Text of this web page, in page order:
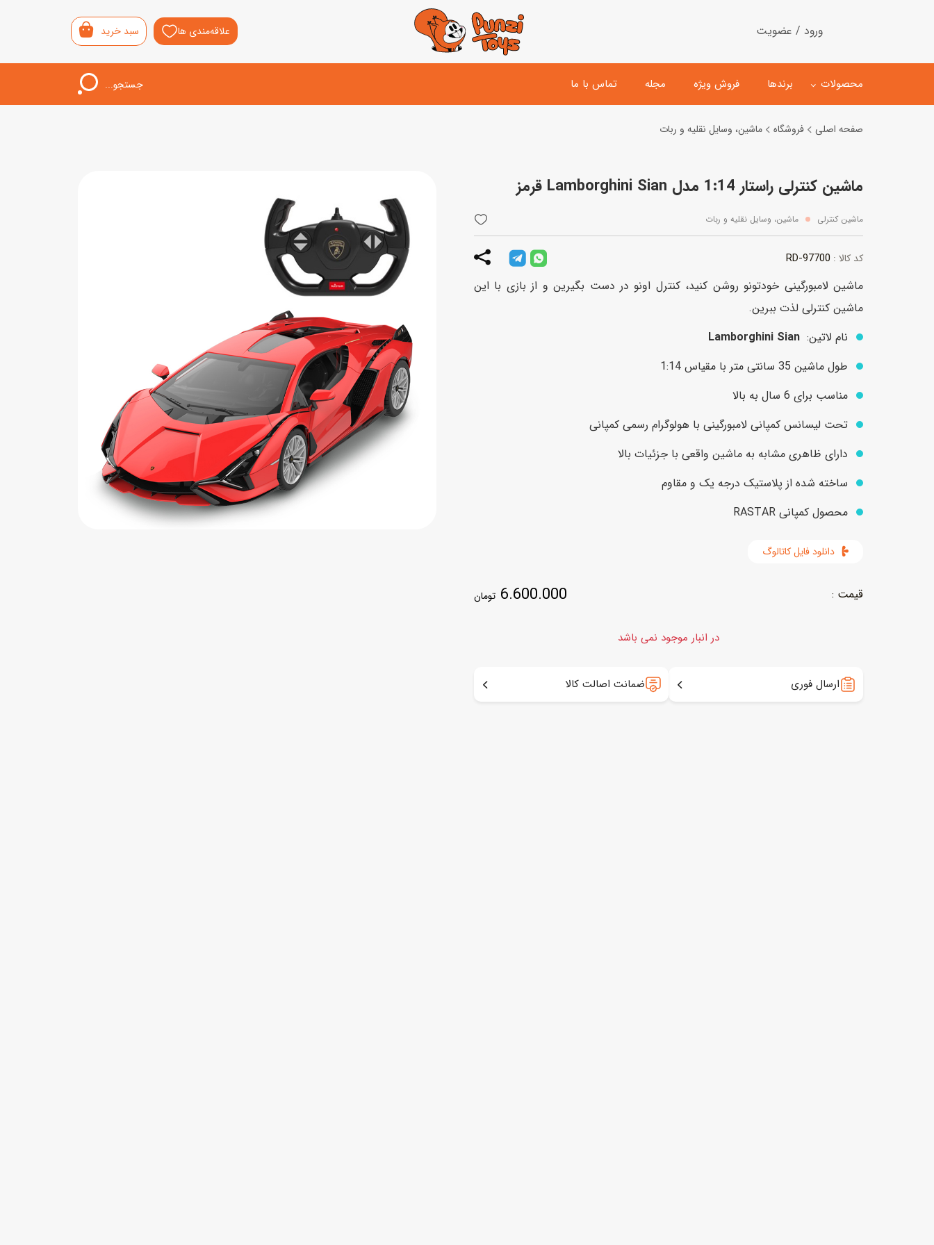
ورود / عضویت علاقه‌مندی ها سبد خرید
محصولات
اسباب‌بازی‌ ساختنی
اسباب‌بازی‌ مگنتی
ماشین مدل و کلکسیونی
ماشین اسباب بازی
هلیکوپتر و هواپیما
تفنگ آبپاش
لوپ‌کار و سه چرخه
توپ و وسایل بازی
بازی های آبی
اسباب بازی بادی
سیسمونی
عروسک
خانه و لوازم عروسک
لوازم گریم و آرایش کودک
اکشن فیگور و شخصیت
کیف و کوله پشتی
چمدان کودک
قمقمه و ظرف غذا
اسباب‌بازی چوبی
سورپرایزی‌ها
ست‌های بازی
لوازم موسیقی
برندها فروش ویژه مجله تماس با ما جستجو...
صفحه اصلی فروشگاه ماشین، وسایل نقلیه و ربات
ماشین کنترلی راستار 1:14 مدل Lamborghini Sian قرمز
ماشین کنترلی ماشین، وسایل نقلیه و ربات
کد کالا : RD-97700
ماشین لامبورگینی خودتونو روشن کنید، کنترل اونو در دست بگیرین و از بازی با این
ماشین کنترلی لذت ببرین.
نام لاتین: Lamborghini Sian
طول ماشین 35 سانتی متر با مقیاس 1:14
مناسب برای 6 سال به بالا
تحت لیسانس کمپانی لامبورگینی با هولوگرام رسمی کمپانی
دارای ظاهری مشابه به ماشین واقعی با جزئیات بالا
ساخته شده از پلاستیک درجه یک و مقاوم
محصول کمپانی RASTAR
دانلود فایل کاتالوگ
6.600.000 تومان
در انبار موجود نمی باشد
ارسال فوری ضمانت اصالت کالا